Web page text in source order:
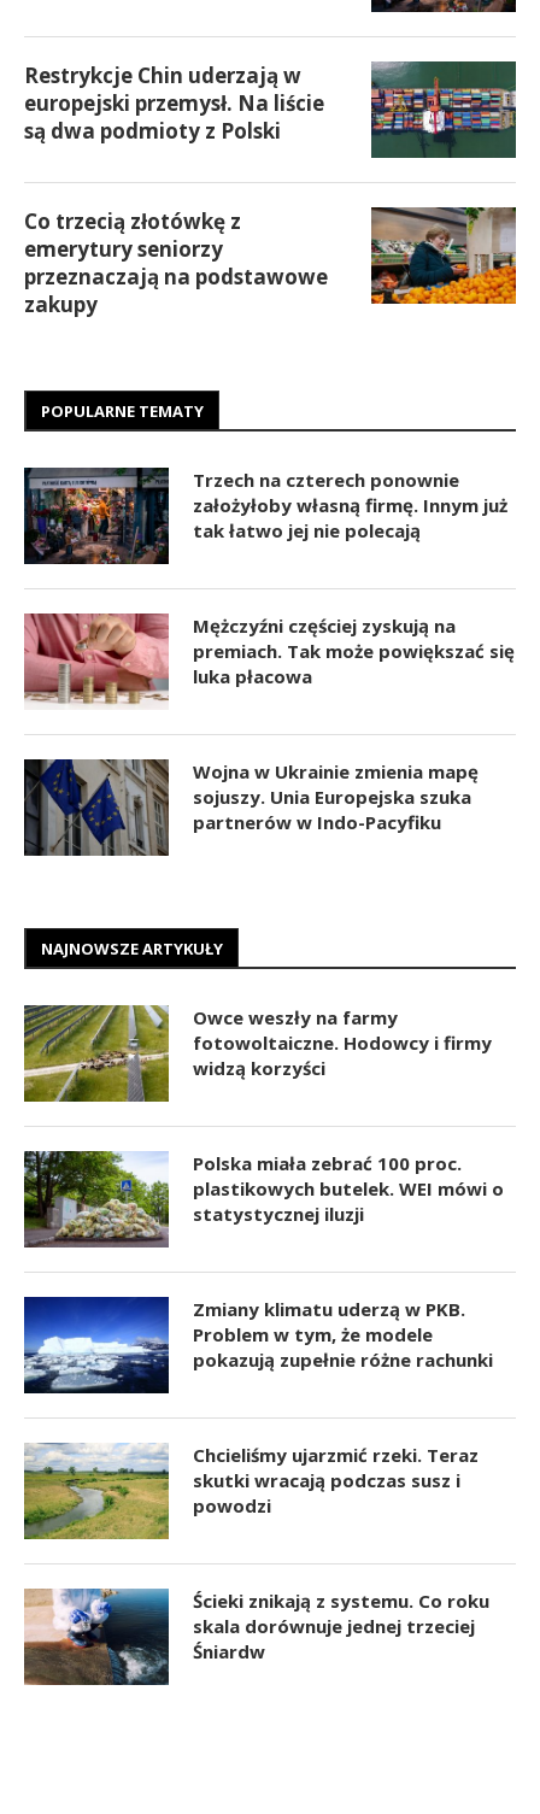
Restrykcje Chin uderzają w
europejski przemysł. Na liście
są dwa podmioty z Polski
Co trzecią złotówkę z
emerytury seniorzy
przeznaczają na podstawowe
zakupy
POPULARNE TEMATY
Trzech na czterech ponownie
założyłoby własną firmę. Innym już
tak łatwo jej nie polecają
Mężczyźni częściej zyskują na
premiach. Tak może powiększać się
luka płacowa
Wojna w Ukrainie zmienia mapę
sojuszy. Unia Europejska szuka
partnerów w Indo-Pacyfiku
NAJNOWSZE ARTYKUŁY
Owce weszły na farmy
fotowoltaiczne. Hodowcy i firmy
widzą korzyści
Polska miała zebrać 100 proc.
plastikowych butelek. WEI mówi o
statystycznej iluzji
Zmiany klimatu uderzą w PKB.
Problem w tym, że modele
pokazują zupełnie różne rachunki
Chcieliśmy ujarzmić rzeki. Teraz
skutki wracają podczas susz i
powodzi
Ścieki znikają z systemu. Co roku
skala dorównuje jednej trzeciej
Śniardw